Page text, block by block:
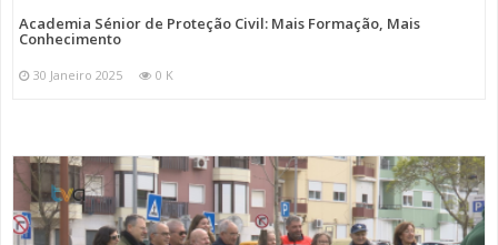
Academia Sénior de Proteção Civil: Mais Formação, Mais
Conhecimento
30 Janeiro 2025 0 K